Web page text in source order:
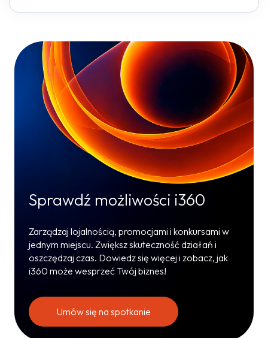
Sprawdź możliwości i360
Zarządzaj lojalnością, promocjami i konkursami w
jednym miejscu. Zwiększ skuteczność działań i
oszczędzaj czas. Dowiedz się więcej i zobacz, jak
i360 może wesprzeć Twój biznes!
Umów się na spotkanie